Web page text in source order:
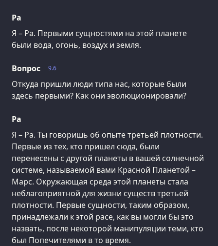
Ра
Я – Ра. Первыми сущностями на этой планете
были вода, огонь, воздух и земля.
9.6
Вопрос
Откуда пришли люди типа нас, которые были
здесь первыми? Как они эволюционировали?
Ра
Я – Ра. Ты говоришь об опыте третьей плотности.
Первые из тех, кто пришел сюда, были
перенесены с другой планеты в вашей солнечной
системе, называемой вами Красной Планетой –
Марс. Окружающая среда этой планеты стала
неблагоприятной для жизни существ третьей
плотности. Первые сущности, таким образом,
принадлежали к этой расе, как вы могли бы это
назвать, после некоторой манипуляции теми, кто
был Попечителями в то время.